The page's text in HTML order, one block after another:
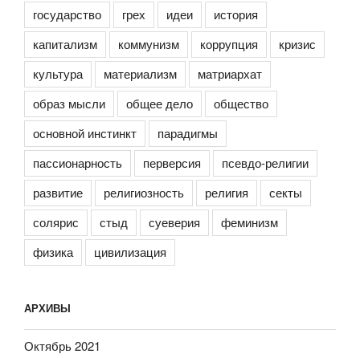
государство
грех идеи
история
капитализм
коммунизм коррупция
кризис
культура
материализм
матриархат
образ мысли
общее дело
общество
основной инстинкт
парадигмы
пассионарность
перверсия
псевдо-религии
развитие
религиозность религия
секты
солярис
стыд суеверия
феминизм
физика
цивилизация
АРХИВЫ
Октябрь 2021